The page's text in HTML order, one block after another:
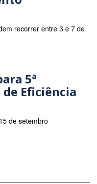
recorrer entre 3 e 7 de
5ª
Eficiência
de setembro